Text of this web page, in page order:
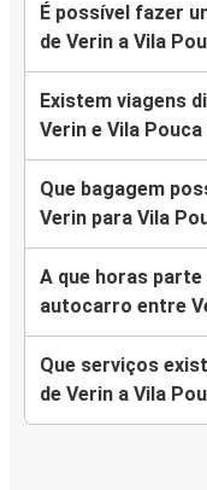
É possível fazer
de Verin a Vila
Existem viagens
Verin e Vila
Que bagagem
Verin para Vila
A que horas
autocarro entre
Que serviços
de Verin a Vila